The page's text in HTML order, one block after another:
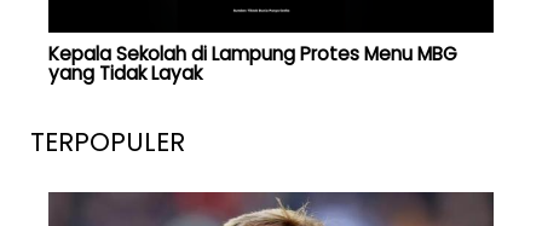
Kepala Sekolah di Lampung Protes Menu MBG
yang Tidak Layak
TERPOPULER